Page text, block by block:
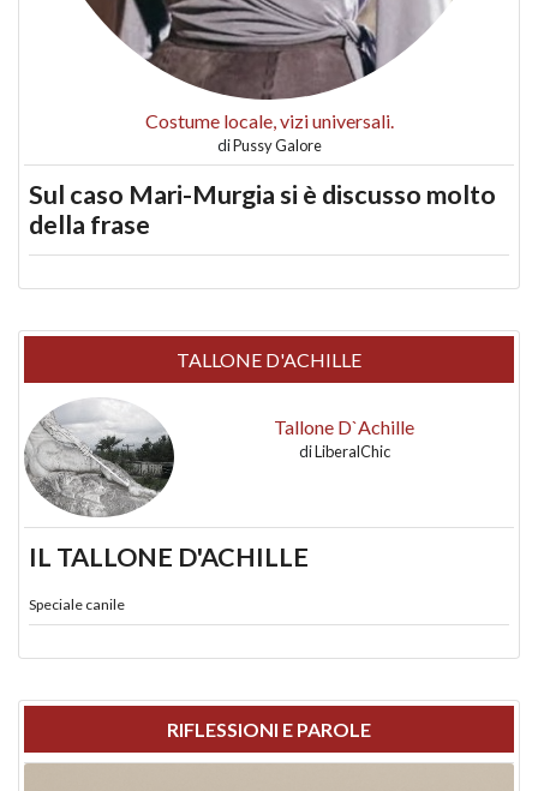
Costume locale, vizi universali.
diPussy Galore
Sul caso Mari-Murgia si è discusso molto
della frase
TALLONE D'ACHILLE
Tallone D`Achille
diLiberalChic
IL TALLONE D'ACHILLE
Speciale canile
RIFLESSIONI E PAROLE